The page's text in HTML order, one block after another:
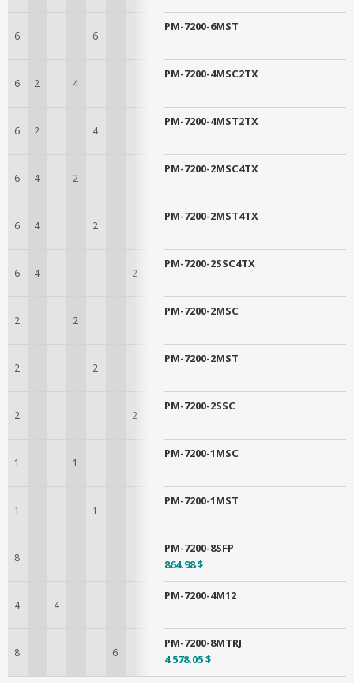
PM-7200-6MST
PM-7200-4MSC2TX
PM-7200-4MST2TX
PM-7200-2MSC4TX
PM-7200-2MST4TX
PM-7200-2SSC4TX
PM-7200-2MSC
PM-7200-2MST
PM-7200-2SSC
PM-7200-1MSC
PM-7200-1MST
PM-7200-8SFP
864.98 $
PM-7200-4M12
PM-7200-8MTRJ
4 578.05 $
6
6
6
6
6
6
2
2
2
1
1
8
4
8
2
2
4
4
4
4
4
2
2
1
6
4
2
2
1
6
2
2